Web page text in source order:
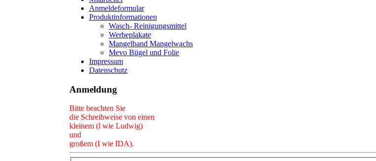
Anmeldeformular
Produktinformationen
Wasch- Reinigungsmittel
Werbeplakate
Mangelband Mangelwachs
Mevo Bügel und Folie
Impressum
Datenschutz
Anmeldung
Bitte beachten Sie
die Schreibweise von einen
kleinem (l wie Ludwig)
und
großem (I wie IDA).